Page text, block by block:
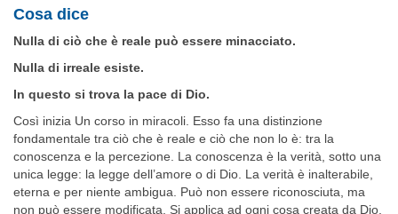
Cosa dice
Nulla di ciò che è reale può essere minacciato.
Nulla di irreale esiste.
In questo si trova la pace di Dio.
Così inizia Un corso in miracoli. Esso fa una distinzione
fondamenta­le tra ciò che è reale e ciò che non lo è: tra la
conoscenza e la percezione. La conoscenza è la verità, sotto una
unica legge: la legge dell’amore o di Dio. La verità è inalterabile,
eterna e per niente ambigua. Può non essere riconosciuta, ma
non può essere modificata. Si applica ad ogni cosa creata da Dio,